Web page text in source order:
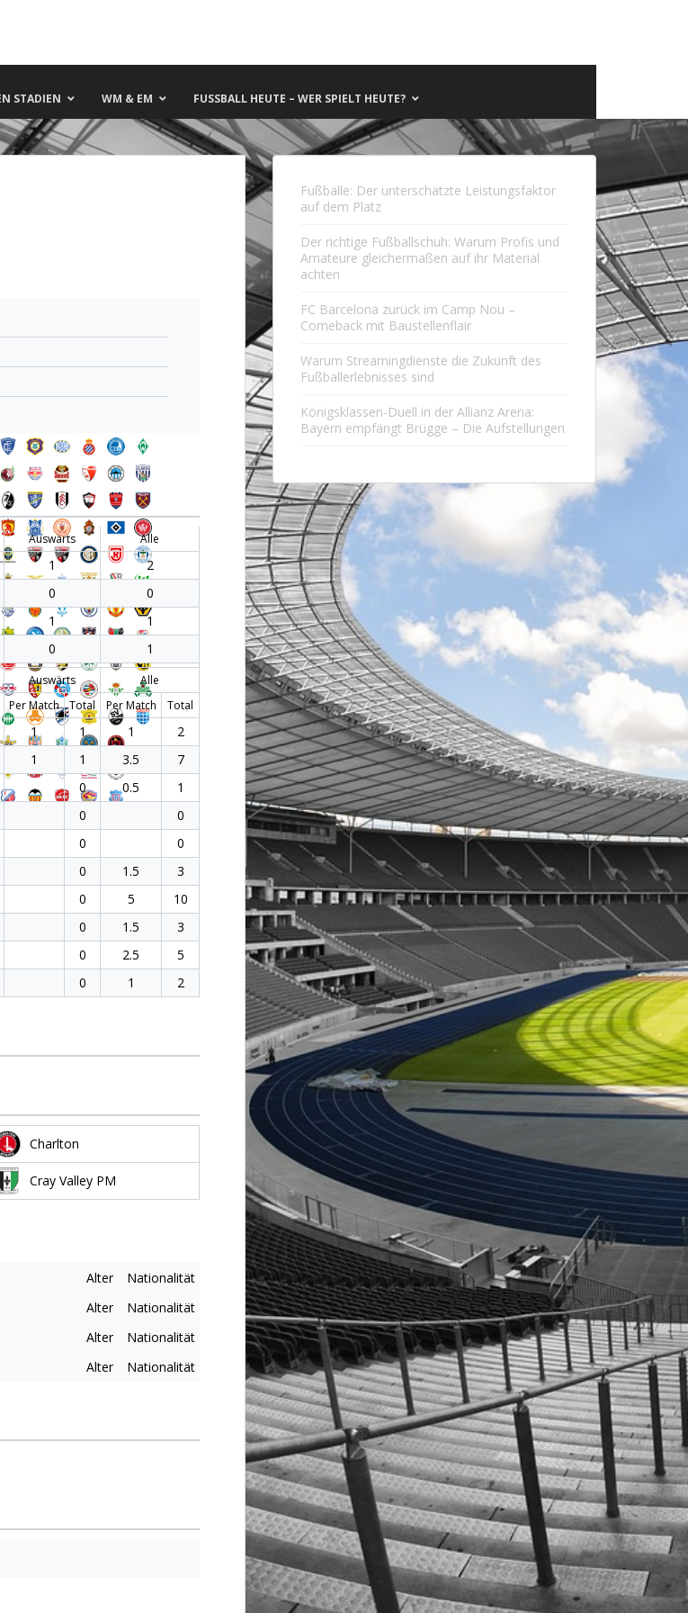
STADIEN WM & EM FUSSBALL HEUTE – WER SPIELT HEUTE?
Auswärts Alle
1
2
0
0
1
1
0 1
Auswärts
Alle
Per Match Total Per Match Total
1 1 1
2
1 1 3.5
7
0 0.5
1
0
0
0
0
0 1.5
3
0 5
10
0 1.5
3
0 2.5
5
0 1 2
Charlton
Cray Valley PM
Alter Nationalität
Alter Nationalität
Alter Nationalität
Alter Nationalität
Fußbälle: Der unterschätzte Leistungsfaktor
auf dem Platz
Der richtige Fußballschuh: Warum Profis und
Amateure gleichermaßen auf ihr Material
achten
FC Barcelona zurück im Camp Nou –
Comeback mit Baustellenflair
Warum Streamingdienste die Zukunft des
Fußballerlebnisses sind
Königsklassen-Duell in der Allianz Arena:
Bayern empfängt Brügge – Die Aufstellungen